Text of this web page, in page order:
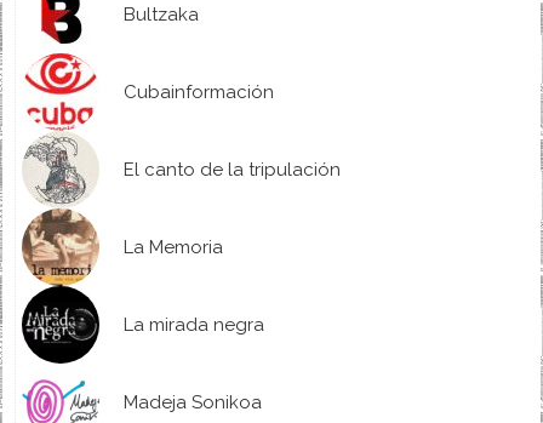
Bultzaka
Cubainformación
El canto de la tripulación
La Memoria
La mirada negra
Madeja Sonikoa